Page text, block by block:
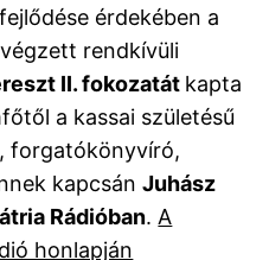
érdekében a
rendkívüli
II. fokozatát kapta
a kassai születésű
forgatókönyvíró,
kapcsánJuhász
Rádióban.A
honlapján